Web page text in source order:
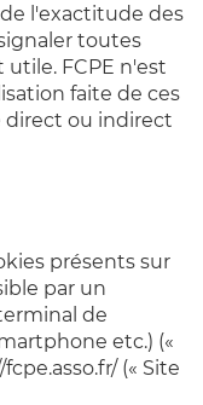
l'exactitude des
toutes
FCPE n'est
faite de ces
ou indirect
présents sur
par un
de
etc.) («
(« Site